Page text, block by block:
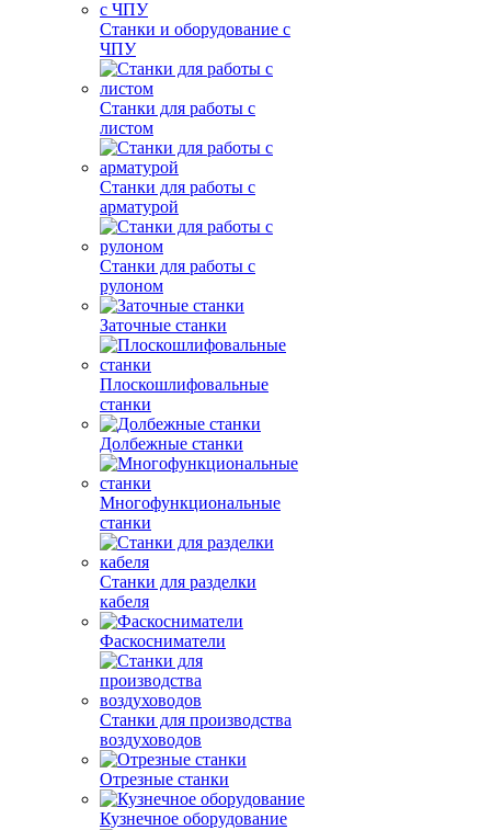
Станки и оборудование с
ЧПУ
Станки для работы с
листом
Станки для работы с
арматурой
Станки для работы с
рулоном
Заточные станки
Плоскошлифовальные
станки
Долбежные станки
Многофункциональные
станки
Станки для разделки
кабеля
Фаскосниматели
Станки для производства
воздуховодов
Отрезные станки
Кузнечное оборудование